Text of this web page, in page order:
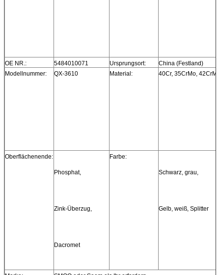
OE NR.: 5484010071 Ursprungsort:
China (Festland)
Modellnummer:
QX-3610 Material: 40Cr, 35CrMo, 42CrMo
Oberflächenende:
Phosphat,
Zink-Überzug,
Dacromet
Farbe:
Schwarz, grau,
Gelb, weiß, Splitter